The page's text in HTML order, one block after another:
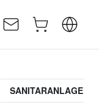
SANITARANLAGE